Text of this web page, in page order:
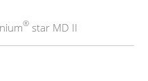
® star MD II